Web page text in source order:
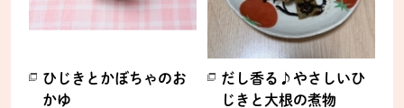
ひじきとかぼちゃのお
かゆ
だし香る♪やさしいひ
じきと大根の煮物